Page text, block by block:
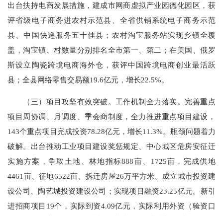
出台扶持电商发展措施，建成市网商虚拟产业园德化园区，获
评省级电子商务进农村示范县、全省供销系统电子商务示范
县、中国快递服务五十佳县；农村淘宝服务站实现乡镇全覆
盖，淘宝镇、村数量分别排名全市第一、第二；在美国、俄罗
斯设立陶瓷跨境电商海外仓，获评中国跨境电商创业最活跃
县；全县网络零售交易额19.6亿元，增长22.5%。
（三）项目攻坚有效突破。工作机制全力落实。完善重点
项目周协调、月调度、季会商制度，全力推进重点项目建设，
143个重点项目完成投资78.28亿元，增长11.3%。瓶颈问题着力
破解。出台推动工业项目建设奖惩规定、中心城区危房安征迁
实施方案，争取土地、林地指标888亩、1725亩，完成供地
4461亩、征地6522亩、拆迁房屋26万平方米。成立城市投资建
设公司、陶艺城投资建设公司；实现项目融资23.25亿元。新引
进招商项目19个，实际到资4.09亿元，实际利用外资（验资口